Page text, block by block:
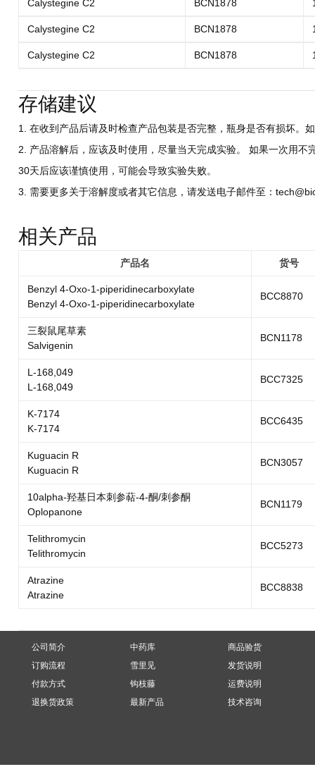
Calystegine C2 BCN1878
Calystegine C2 BCN1878
Calystegine C2 BCN1878
存储建议
1. 在收到产品后请及时检查产品包装是否完整，瓶身是否有损坏。
2. 产品溶解后，应该及时使用，尽量当天完成实验。 如果一次用
30天后应该谨慎使用，可能会导致实验失败。
3. 需要更多关于溶解度或者其它信息，请发送电子邮件至：
相关产品
产品名 货号
Benzyl 4-Oxo-1-piperidinecarboxylate
Benzyl 4-Oxo-1-piperidinecarboxylate
BCC8870
三裂鼠尾草素
Salvigenin
BCN1178
L-168,049
L-168,049
BCC7325
K-7174
K-7174
BCC6435
Kuguacin R
Kuguacin R
BCN3057
10alpha-羟基日本刺参萜-4-酮/刺参酮
Oplopanone
BCN1179
Telithromycin
Telithromycin
BCC5273
Atrazine
Atrazine
BCC8838
公司简介
订购流程
付款方式
退换货政策
中药库
雪里见
钩枝藤
最新产品
商品验货
发货说明
运费说明
技术咨询